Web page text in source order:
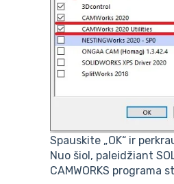
Spauskite „OK“ ir
Nuo šiol, paleidžiant
CAMWORKS programa